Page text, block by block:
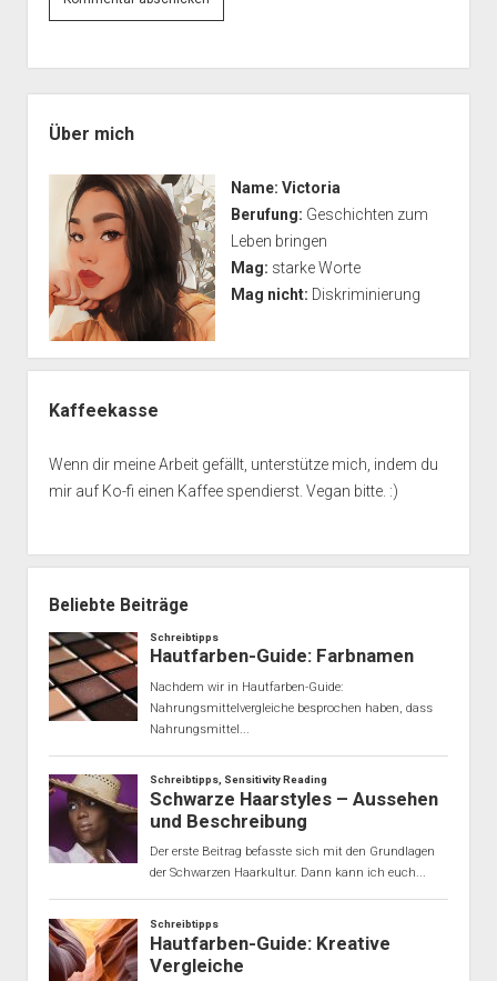
Über mich
Name: Victoria
Berufung: Geschichten zum
Leben bringen
Mag: starke Worte
Mag nicht: Diskriminierung
Kaffeekasse
Wenn dir meine Arbeit gefällt, unterstütze mich, indem du
mir auf Ko-fi einen Kaffee spendierst. Vegan bitte. :)
Beliebte Beiträge